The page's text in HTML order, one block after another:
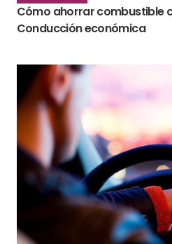
Cómo ahorrar combustible
Conducción económica